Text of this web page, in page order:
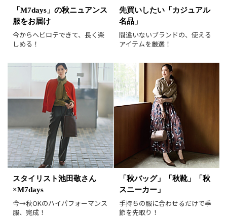
新着
再入荷
ラスト1
画像小 画像大
30件 90件
並び順 おすすめ順
人気順
新着順
価格が安い順
価格が高い順
値下げ実施日順
「M7days」の秋ニュアンス
服をお届け
今からヘビロテできて、長く楽
しめる！
先買いしたい「カジュアル
名品」
間違いないブランドの、使える
アイテムを厳選！
スタイリスト池田敬さん
×M7days
今→秋OKのハイパフォーマンス
服、完成！
「秋バッグ」「秋靴」「秋
スニーカー」
手持ちの服に合わせるだけで季
節を先取り！